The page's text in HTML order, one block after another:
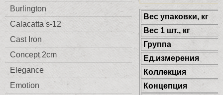
Burlington
Calacatta s-12
Cast Iron
Concept 2cm
Elegance
Emotion
Веc упаковки, кг
Вес 1 шт., кг
Группа
Ед.измерения
Коллекция
Концепция